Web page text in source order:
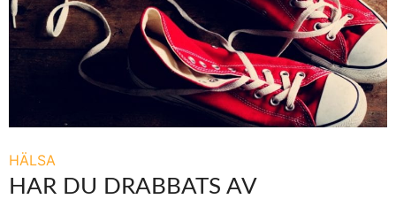
HÄLSA
HAR DU DRABBATS AV